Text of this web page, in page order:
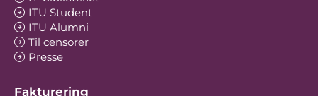
ITU Student
ITU Alumni
Til censorer
Presse
Fakturering